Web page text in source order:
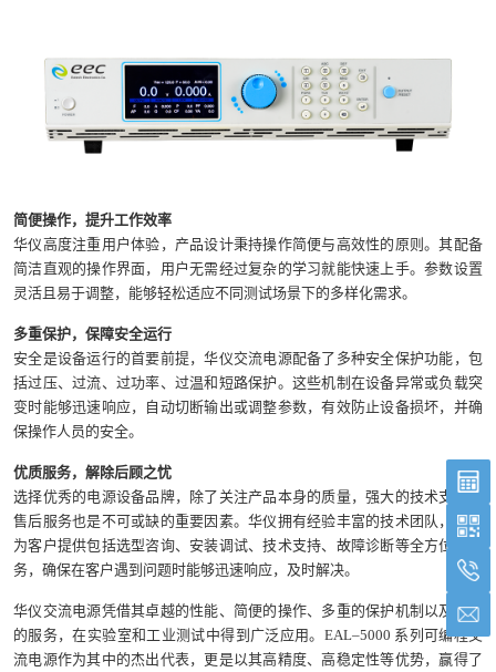
简便操作，提升工作效率
华仪高度注重用户体验，产品设计秉持操作简便与高效性的原则。其配备
简洁直观的操作界面，用户无需经过复杂的学习就能快速上手。参数设置
灵活且易于调整，能够轻松适应不同测试场景下的多样化需求。
多重保护，保障安全运行
安全是设备运行的首要前提，华仪交流电源配备了多种安全保护功能，包
括过压、过流、过功率、过温和短路保护。这些机制在设备异常或负载突
变时能够迅速响应，自动切断输出或调整参数，有效防止设备损坏，并确
保操作人员的安全。
优质服务，解除后顾之忧
选择优秀的电源设备品牌，除了关注产品本身的质量，强大的技术支持与
售后服务也是不可或缺的重要因素。华仪拥有经验丰富的技术团队，能够
为客户提供包括选型咨询、安装调试、技术支持、故障诊断等全方位的服
务，确保在客户遇到问题时能够迅速响应，及时解决。
华仪交流电源凭借其卓越的性能、简便的操作、多重的保护机制以及优质
的服务，在实验室和工业测试中得到广泛应用。EAL–5000 系列可编程交
流电源作为其中的杰出代表，更是以其高精度、高稳定性等优势，赢得了